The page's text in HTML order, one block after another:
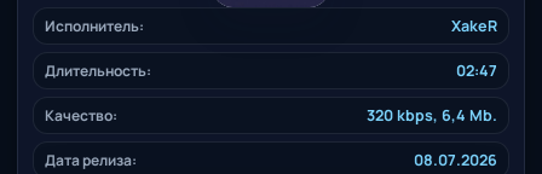
Исполнитель: XakeR
Длительность: 02:47
Качество: 320 kbps, 6,4 Mb.
Дата релиза: 08.07.2026